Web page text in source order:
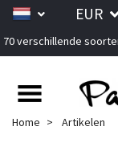
EUR
70 verschillende
Home Artikelen